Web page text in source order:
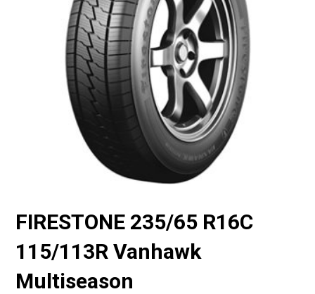
FIRESTONE 235/65 R16C
115/113R Vanhawk
Multiseason